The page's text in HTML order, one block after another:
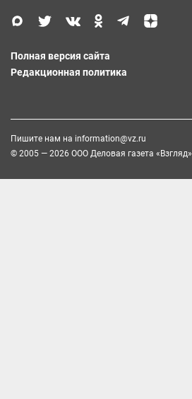
Полная версия сайта
Редакционная политика
Пишите нам на information@vz.ru
© 2005 — 2026 ООО Деловая газета «Взгляд»